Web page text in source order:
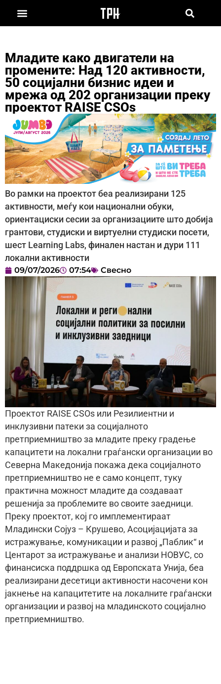
Младите како двигатели на
промените: Над 120 активности,
50 социјални бизнис идеи и
мрежа од 202 организации преку
проектот RAISE CSOs
Во рамки на проектот беа реализирани 125
активности, меѓу кои национални обуки,
ориентациски сесии за организациите што добија
грантови, студиски и виртуелни студиски посети,
шест Learning Labs, финален настан и дури 111
локални активности
09/07/2026 07:54 Свесно
Проектот RAISE CSOs или Резилиентни и
инклузивни патеки за социјалното
претприемништво за младите преку градење
капацитети на локални граѓански организации во
Северна Македонија покажа дека социјалното
претприемништво не е само концепт, туку
практична можност младите да создаваат
решенија за проблемите во своите заедници.
Преку проектот, кој го имплементираат
Младински Сојуз – Крушево, Асоцијацијата за
истражување, комуникации и развој „Паблик“ и
Центарот за истражување и анализи НОВУС, со
финансиска поддршка од Европската Унија, беа
реализирани десетици активности насочени кон
јакнење на капацитетите на локалните граѓански
организации и развој на младинското социјално
претприемништво.